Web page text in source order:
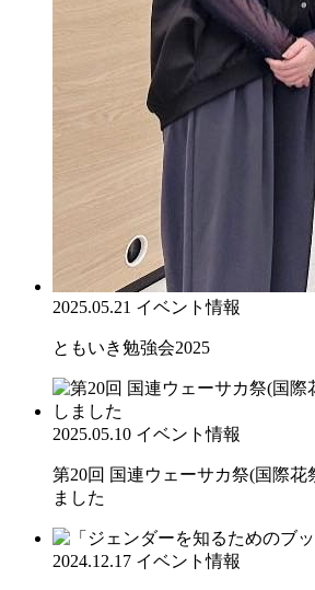
2025.05.21 イベント情報
ともいき勉強会2025
2025.05.10 イベント情報
第20回 国連ウェーサカ祭(国際花
ました
2024.12.17 イベント情報